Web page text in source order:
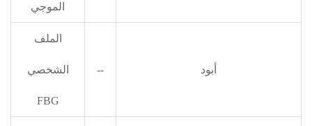
الموجي
الملف
الشخصي
FBG
-- أبود